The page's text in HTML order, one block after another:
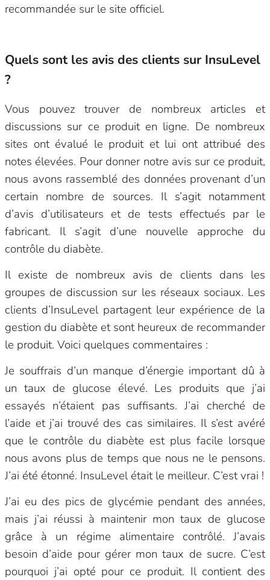
recommandée sur le site officiel.
Quels sont les avis des clients sur InsuLevel
?
Vous pouvez trouver de nombreux articles et
discussions sur ce produit en ligne. De nombreux
sites ont évalué le produit et lui ont attribué des
notes élevées. Pour donner notre avis sur ce produit,
nous avons rassemblé des données provenant d’un
certain nombre de sources. Il s’agit notamment
d’avis d’utilisateurs et de tests effectués par le
fabricant. Il s’agit d’une nouvelle approche du
contrôle du diabète.
Il existe de nombreux avis de clients dans les
groupes de discussion sur les réseaux sociaux. Les
clients d’InsuLevel partagent leur expérience de la
gestion du diabète et sont heureux de recommander
le produit. Voici quelques commentaires :
Je souffrais d’un manque d’énergie important dû à
un taux de glucose élevé. Les produits que j’ai
essayés n’étaient pas suffisants. J’ai cherché de
l’aide et j’ai trouvé des cas similaires. Il s’est avéré
que le contrôle du diabète est plus facile lorsque
nous avons plus de temps que nous ne le pensons.
J’ai été étonné. InsuLevel était le meilleur. C’est vrai !
J’ai eu des pics de glycémie pendant des années,
mais j’ai réussi à maintenir mon taux de glucose
grâce à un régime alimentaire contrôlé. J’avais
besoin d’aide pour gérer mon taux de sucre. C’est
pourquoi j’ai opté pour ce produit. Il contient des